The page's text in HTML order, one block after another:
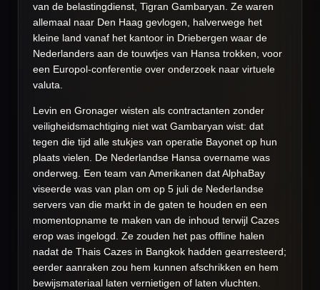
van de belastingdienst, Tigran Gambaryan. Ze waren
allemaal naar Den Haag gevlogen, halverwege het
kleine land vanaf het kantoor in Driebergen waar de
Nederlanders aan de touwtjes van Hansa trokken, voor
een Europol-conferentie over onderzoek naar virtuele
valuta.
Levin en Gronager wisten als contractanten zonder
veiligheidsmachtiging niet wat Gambaryan wist: dat
tegen die tijd alle stukjes van operatie Bayonet op hun
plaats vielen. De Nederlandse Hansa overname was
onderweg. Een team van Amerikanen dat AlphaBay
viseerde was van plan om op 5 juli de Nederlandse
servers van die markt in de gaten te houden en een
momentopname te maken van de inhoud terwijl Cazes
erop was ingelogd. Ze zouden het pas offline halen
nadat de Thais Cazes in Bangkok hadden gearresteerd;
eerder aanraken zou hem kunnen afschrikken en hem
bewijsmateriaal laten vernietigen of laten vluchten.